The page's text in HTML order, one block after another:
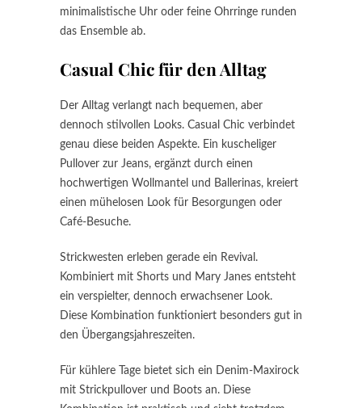
minimalistische Uhr oder feine Ohrringe runden
das Ensemble ab.
Casual Chic für den Alltag
Der Alltag verlangt nach bequemen, aber
dennoch stilvollen Looks. Casual Chic verbindet
genau diese beiden Aspekte. Ein kuscheliger
Pullover zur Jeans, ergänzt durch einen
hochwertigen Wollmantel und Ballerinas, kreiert
einen mühelosen Look für Besorgungen oder
Café-Besuche.
Strickwesten erleben gerade ein Revival.
Kombiniert mit Shorts und Mary Janes entsteht
ein verspielter, dennoch erwachsener Look.
Diese Kombination funktioniert besonders gut in
den Übergangsjahreszeiten.
Für kühlere Tage bietet sich ein Denim-Maxirock
mit Strickpullover und Boots an. Diese